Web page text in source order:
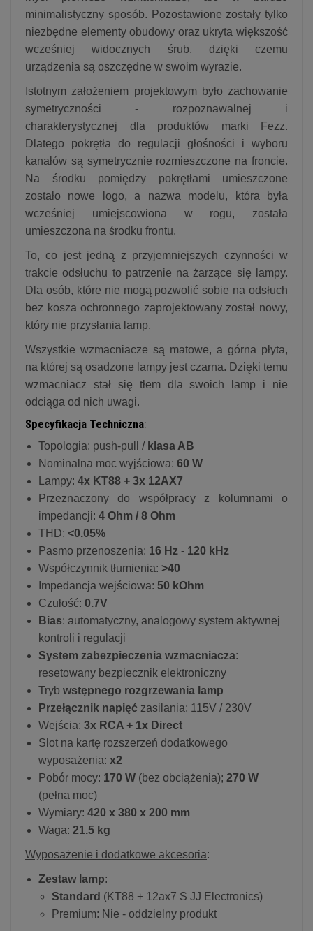
minimalistyczny sposób. Pozostawione zostały tylko
niezbędne elementy obudowy oraz ukryta większość
wcześniej widocznych śrub, dzięki czemu
urządzenia są oszczędne w swoim wyrazie.
Istotnym założeniem projektowym było zachowanie
symetryczności - rozpoznawalnej i
charakterystycznej dla produktów marki Fezz.
Dlatego pokrętła do regulacji głośności i wyboru
kanałów są symetrycznie rozmieszczone na froncie.
Na środku pomiędzy pokrętłami umieszczone
zostało nowe logo, a nazwa modelu, która była
wcześniej umiejscowiona w rogu, została
umieszczona na środku frontu.
To, co jest jedną z przyjemniejszych czynności w
trakcie odsłuchu to patrzenie na żarzące się lampy.
Dla osób, które nie mogą pozwolić sobie na odsłuch
bez kosza ochronnego zaprojektowany został nowy,
który nie przysłania lamp.
Wszystkie wzmacniacze są matowe, a górna płyta,
na której są osadzone lampy jest czarna. Dzięki temu
wzmacniacz stał się tłem dla swoich lamp i nie
odciąga od nich uwagi.
Specyfikacja Techniczna:
Topologia: push-pull / klasa AB
Nominalna moc wyjściowa: 60 W
Lampy: 4x KT88 + 3x 12AX7
Przeznaczony do współpracy z kolumnami o
impedancji: 4 Ohm / 8 Ohm
THD: <0.05%
Pasmo przenoszenia: 16 Hz - 120 kHz
Współczynnik tłumienia: >40
Impedancja wejściowa: 50 kOhm
Czułość: 0.7V
Bias: automatyczny, analogowy system aktywnej
kontroli i regulacji
System zabezpieczenia wzmacniacza:
resetowany bezpiecznik elektroniczny
Tryb wstępnego rozgrzewania lamp
Przełącznik napięć zasilania: 115V / 230V
Wejścia: 3x RCA + 1x Direct
Slot na kartę rozszerzeń dodatkowego
wyposażenia: x2
Pobór mocy: 170 W (bez obciążenia); 270 W
(pełna moc)
Wymiary: 420 x 380 x 200 mm
Waga: 21.5 kg
Wyposażenie i dodatkowe akcesoria:
Zestaw lamp:
Standard (KT88 + 12ax7 S JJ Electronics)
Premium: Nie - oddzielny produkt